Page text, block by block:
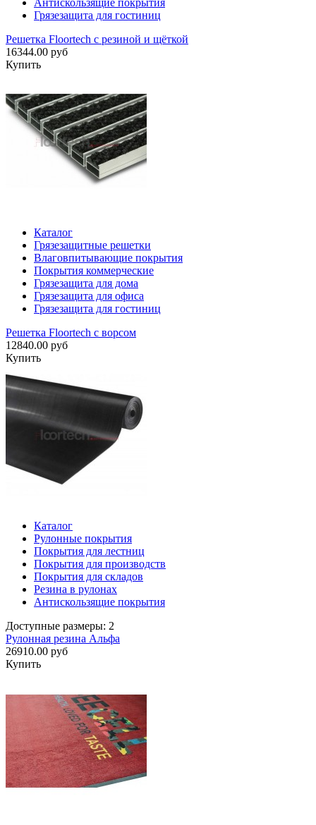
Антискользящие покрытия
Грязезащита для гостиниц
Решетка Floortech с резиной и щёткой
16344.00 руб
Купить
Каталог
Грязезащитные решетки
Влаговпитывающие покрытия
Покрытия коммерческие
Грязезащита для дома
Грязезащита для офиса
Грязезащита для гостиниц
Решетка Floortech с ворсом
12840.00 руб
Купить
Каталог
Рулонные покрытия
Покрытия для лестниц
Покрытия для производств
Покрытия для складов
Резина в рулонах
Антискользящие покрытия
Доступные размеры: 2
Рулонная резина Альфа
26910.00 руб
Купить